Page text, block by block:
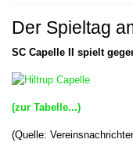
Der Spieltag
SC Capelle II spielt
(zur Tabelle...)
(Quelle: